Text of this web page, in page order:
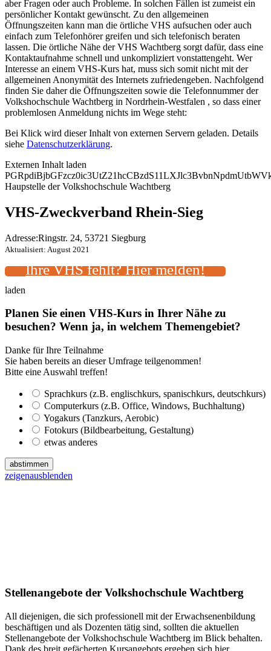
aber Fragen oder auch Probleme. In solchen Fällen ist zumeist ein
persönlicher Kontakt gewünscht. Zu den allgemeinen
Öffnungszeiten kann man die örtliche VHS aufsuchen oder auch
einfach zum Telefonhörer greifen und sich telefonisch beraten
lassen. Die örtliche Nähe der VHS Wachtberg sorgt dafür, dass eine
Kontaktaufnahme schnell und unkompliziert vonstattengeht. Wer
Interesse an einem VHS-Kurs hat, muss sich somit nicht mit der
allgemeinen Anonymität des Internets zufriedengeben. Nachfolgend
finden Sie daher die Öffnungszeiten sowie die Telefonnummer der
Volkshochschule Wachtberg in Nordrhein-Westfalen , so dass einer
problemlosen Anmeldung nichts im Wege steht:
Bei Klick wird dieser Inhalt von externen Servern geladen. Details
siehe Datenschutzerklärung.
Externen Inhalt laden
Haupstelle der Volkshochschule Wachtberg
VHS-Zweckverband Rhein-Sieg
Adresse:Ringstr. 24, 53721 Siegburg
Aktualisiert: August 2021
Ihre VHS fehlt? Hier melden!
laden
Planen Sie einen VHS-Kurs in Ihrer Nähe zu
besuchen? Wenn ja, in welchem Themengebiet?
Danke für Ihre Teilnahme
Sie haben bereits an dieser Umfrage teilgenommen!
Bitte eine Auswahl treffen!
Sprachkurs (z.B. englischkurs, spanischkurs, deutschkurs)
Computerkurs (z.B. Office, Windows, Buchhaltung)
Yogakurs (Tanzkurs, Aerobic)
Fotokurs (Bildbearbeitung, Gestaltung)
etwas anderes
abstimmen
zeigenausblenden
Stellenangebote der Volkshochschule Wachtberg
All diejenigen, die sich professionell mit der Erwachsenenbildung
beschäftigen und als Dozenten tätig sind, sollten die aktuellen
Stellenangebote der Volkshochschule Wachtberg im Blick behalten.
Dank des breit gefächerten Kursangebots ergeben sich hier